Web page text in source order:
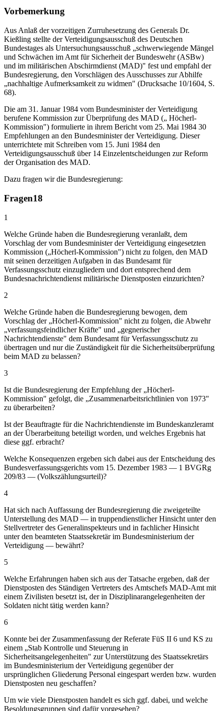
Vorbemerkung
Aus Anlaß der vorzeitigen Zurruhesetzung des Generals Dr.
Kießling stellte der Verteidigungsausschuß des Deutschen
Bundestages als Untersuchungsausschuß „schwerwiegende Mängel
und Schwächen im Amt für Sicherheit der Bundeswehr (ASBw)
und im militärischen Abschirmdienst (MAD)" fest und empfahl der
Bundesregierung, den Vorschlägen des Ausschusses zur Abhilfe
„nachhaltige Aufmerksamkeit zu widmen" (Drucksache 10/1604, S.
68).
Die am 31. Januar 1984 vom Bundesminister der Verteidigung
berufene Kommission zur Überprüfung des MAD („ Höcherl-
Kommission") formulierte in ihrem Bericht vom 25. Mai 1984 30
Empfehlungen an den Bundesminister der Verteidigung. Dieser
unterrichtete mit Schreiben vom 15. Juni 1984 den
Verteidigungsausschuß über 14 Einzelentscheidungen zur Reform
der Organisation des MAD.
Dazu fragen wir die Bundesregierung:
Fragen18
1
Welche Gründe haben die Bundesregierung veranlaßt, dem
Vorschlag der vom Bundesminister der Verteidigung eingesetzten
Kommission („Höcherl-Kommission") nicht zu folgen, den MAD
mit seinen derzeitigen Aufgaben in das Bundesamt für
Verfassungsschutz einzugliedern und dort entsprechend dem
Bundesnachrichtendienst militärische Dienstposten einzurichten?
2
Welche Gründe haben die Bundesregierung bewogen, dem
Vorschlag der „Höcherl-Kommission" nicht zu folgen, die Abwehr
„verfassungsfeindlicher Kräfte" und „gegnerischer
Nachrichtendienste" dem Bundesamt für Verfassungsschutz zu
übertragen und nur die Zuständigkeit für die Sicherheitsüberprüfung
beim MAD zu belassen?
3
Ist die Bundesregierung der Empfehlung der „Höcherl-
Kommission" gefolgt, die „Zusammenarbeitsrichtlinien von 1973"
zu überarbeiten?
Ist der Beauftragte für die Nachrichtendienste im Bundeskanzleramt
an der Überarbeitung beteiligt worden, und welches Ergebnis hat
diese ggf. erbracht?
Welche Konsequenzen ergeben sich dabei aus der Entscheidung des
Bundesverfassungsgerichts vom 15. Dezember 1983 — 1 BVGRg
209/83 — (Volkszählungsurteil)?
4
Hat sich nach Auffassung der Bundesregierung die zweigeteilte
Unterstellung des MAD — in truppendienstlicher Hinsicht unter den
Stellvertreter des Generalinspekteurs und in fachlicher Hinsicht
unter den beamteten Staatssekretär im Bundesministerium der
Verteidigung — bewährt?
5
Welche Erfahrungen haben sich aus der Tatsache ergeben, daß der
Dienstposten des Ständigen Vertreters des Amtschefs MAD-Amt mit
einem Zivilisten besetzt ist, der in Disziplinarangelegenheiten der
Soldaten nicht tätig werden kann?
6
Konnte bei der Zusammenfassung der Referate FüS II 6 und KS zu
einem „Stab Kontrolle und Steuerung in
Sicherheitsangelegenheiten" zur Unterstützung des Staatssekretärs
im Bundesministerium der Verteidigung gegenüber der
ursprünglichen Gliederung Personal eingespart werden bzw. wurden
Dienstposten neu geschaffen?
Um wie viele Dienstposten handelt es sich ggf. dabei, und welche
Besoldungsgruppen sind dafür vorgesehen?